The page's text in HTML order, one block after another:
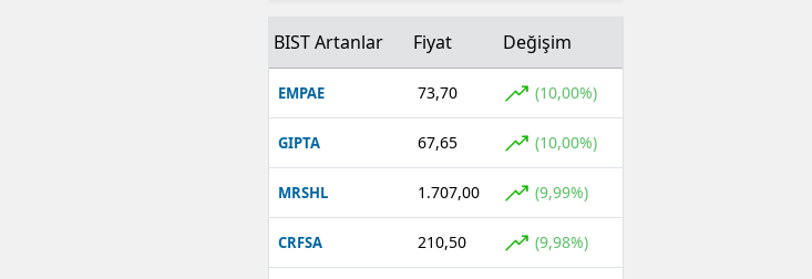
BIST Artanlar Fiyat Değişim
EMPAE 73,70 (10,00%)
GIPTA 67,65 (10,00%)
MRSHL 1.707,00 (9,99%)
CRFSA 210,50 (9,98%)